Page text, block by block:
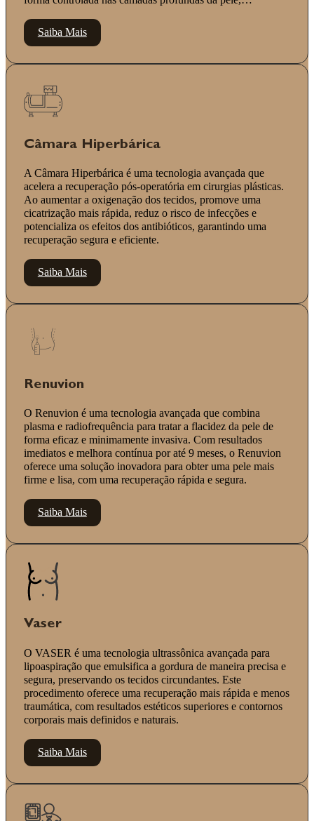
Saiba Mais
Câmara Hiperbárica
A Câmara Hiperbárica é uma tecnologia avançada que
acelera a recuperação pós-operatória em cirurgias plásticas.
Ao aumentar a oxigenação dos tecidos, promove uma
cicatrização mais rápida, reduz o risco de infecções e
potencializa os efeitos dos antibióticos, garantindo uma
recuperação segura e eficiente.
Saiba Mais
Renuvion
O Renuvion é uma tecnologia avançada que combina
plasma e radiofrequência para tratar a flacidez da pele de
forma eficaz e minimamente invasiva. Com resultados
imediatos e melhora contínua por até 9 meses, o Renuvion
oferece uma solução inovadora para obter uma pele mais
firme e lisa, com uma recuperação rápida e segura.
Saiba Mais
Vaser
O VASER é uma tecnologia ultrassônica avançada para
lipoaspiração que emulsifica a gordura de maneira precisa e
segura, preservando os tecidos circundantes. Este
procedimento oferece uma recuperação mais rápida e menos
traumática, com resultados estéticos superiores e contornos
corporais mais definidos e naturais.
Saiba Mais